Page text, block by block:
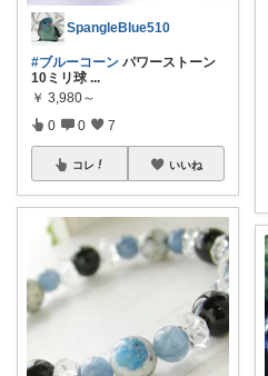
SpangleBlue510
#ブルーコーン パワーストーン
10ミリ球 ...
￥ 3,980～
0 0 7
コレ いいね